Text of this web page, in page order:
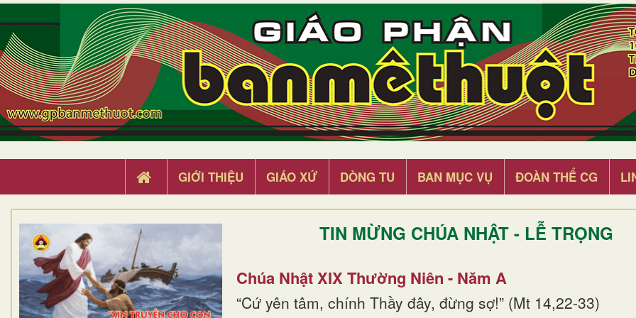
GIỚI THIỆU GIÁO XỨ DÒNG TU BAN MỤC VỤ ĐOÀN THỂ CG
TIN MỪNG CHÚA NHẬT - LỄ TRỌNG
Chúa Nhật XIX Thường Niên - Năm A
“Cứ yên tâm, chính Thầy đây, đừng sợ!” (Mt 14,22-33)